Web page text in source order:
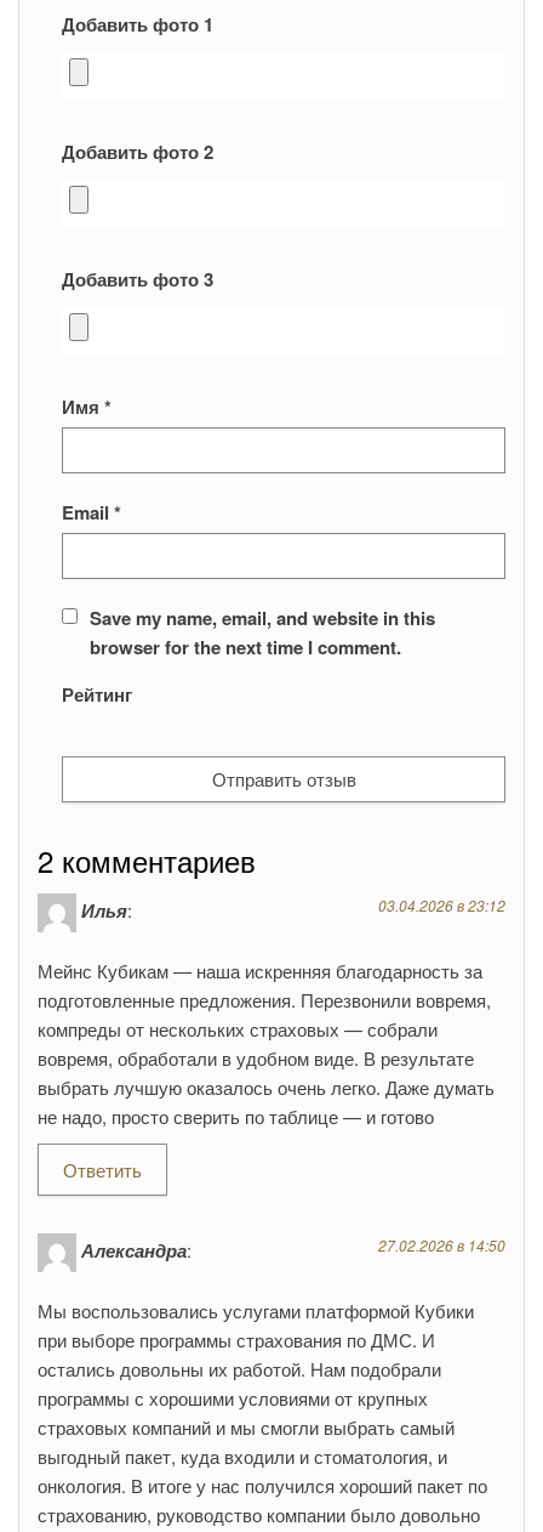
Добавить фото 1
Добавить фото 2
Добавить фото 3
Имя *
Email *
Save my name, email, and website in this
browser for the next time I comment.
Рейтинг
2 комментариев
Илья: 03.04.2026 в 23:12
Мейнс Кубикам — наша искренняя благодарность за
подготовленные предложения. Перезвонили вовремя,
компреды от нескольких страховых — собрали
вовремя, обработали в удобном виде. В результате
выбрать лучшую оказалось очень легко. Даже думать
не надо, просто сверить по таблице — и готово
Ответить
Александра: 27.02.2026 в 14:50
Мы воспользовались услугами платформой Кубики
при выборе программы страхования по ДМС. И
остались довольны их работой. Нам подобрали
программы с хорошими условиями от крупных
страховых компаний и мы смогли выбрать самый
выгодный пакет, куда входили и стоматология, и
онкология. В итоге у нас получился хороший пакет по
страхованию, руководство компании было довольно